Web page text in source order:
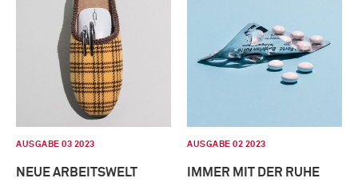
AUSGABE 03 2023
NEUE ARBEITSWELT
AUSGABE 02 2023
IMMER MIT DER RUHE